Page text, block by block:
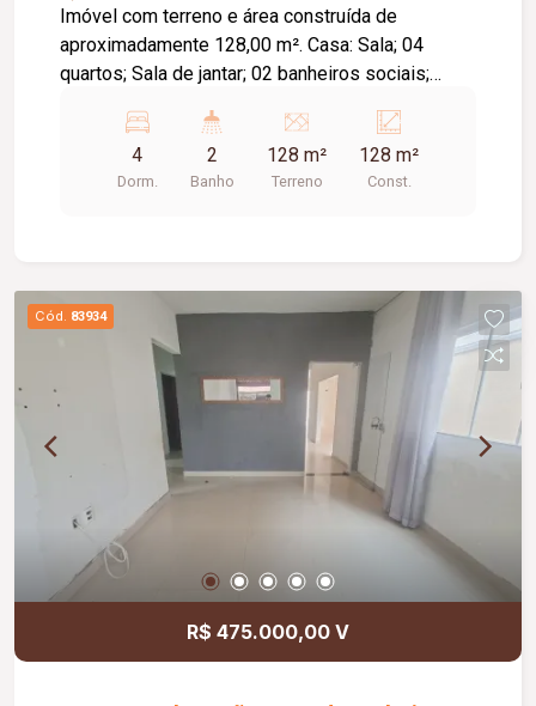
Imóvel com terreno e área construída de
aproximadamente 128,00 m². Casa: Sala; 04
quartos; Sala de jantar; 02 banheiros sociais;
cerâmica; Apartamento: Sala; 02 quartos; Banheiro
social; Cozinha; Lavanderia; Piso em cerâmica;
4
Dorm.
2
Banho
128 m²
Terreno
128 m²
Const.
Cód. 83934
R$ 475.000,00 V